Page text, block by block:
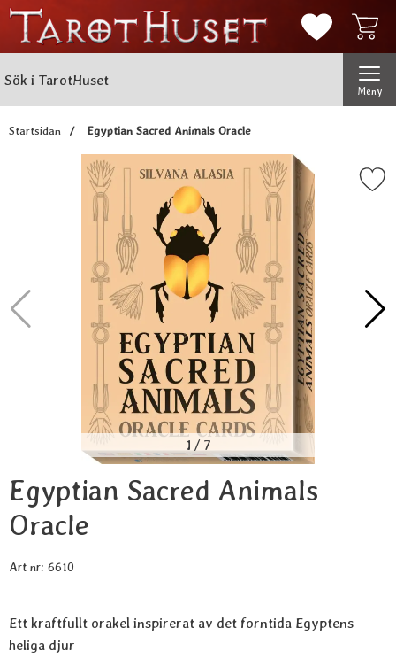
Mina
Meny
Startsidan Egyptian Sacred Animals Oracle
Markera egyptian Sacred
1 / 7
Egyptian Sacred Animals
Oracle
Art nr: 6610
Ett kraftfullt orakel inspirerat av det forntida Egyptens
heliga djur